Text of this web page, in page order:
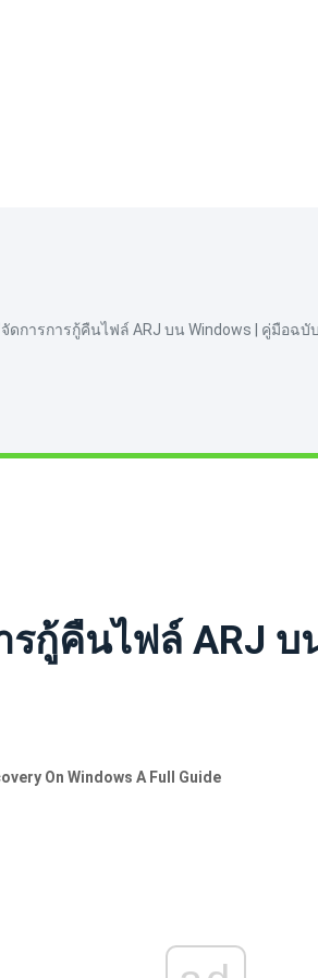
ดการการกู้คืนไฟล์ ARJ บน Windows | คู่มือฉบั
รกู้คืนไฟล์ ARJ บ
On Windows A Full Guide